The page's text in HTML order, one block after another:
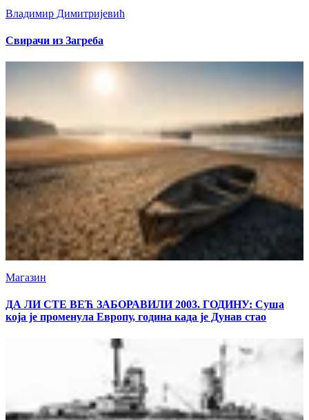
Владимир Димитријевић
Свирачи из Загреба
Магазин
ДА ЛИ СТЕ ВЕЋ ЗАБОРАВИЛИ 2003. ГОДИНУ: Суша
која је променула Европу, година када је Дунав стао